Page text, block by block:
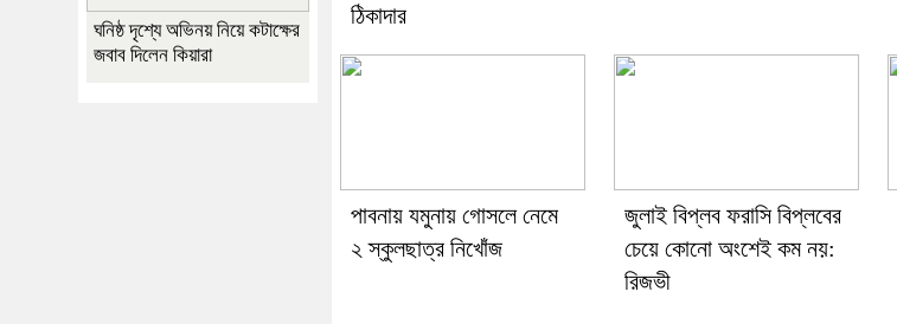
ঠিকাদার
পাবনায় যমুনায় গোসলে নেমে
২ স্কুলছাত্র নিখোঁজ
জুলাই বিপ্লব ফরাসি বিপ্লবের
চেয়ে কোনো অংশেই কম নয়:
রিজভী
ঘনিষ্ঠ দৃশ্যে অভিনয় নিয়ে কটাক্ষের
জবাব দিলেন কিয়ারা